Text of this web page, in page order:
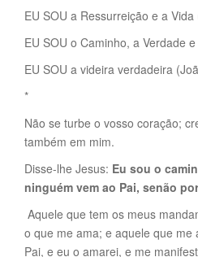
EU SOU a Ressurreição e a
EU SOU o Caminho, a Verdade
EU SOU a videira verdadeira
*
Não se turbe o vosso coração;
também em mim.
Disse-lhe Jesus: Eu sou o
ninguém vem ao Pai, senão
Aquele que tem os meus
o que me ama; e aquele que me
Pai, e eu o amarei, e me